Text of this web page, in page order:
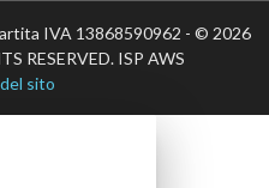
IVA 13868590962 - © 2026
RESERVED. ISP AWS
sito